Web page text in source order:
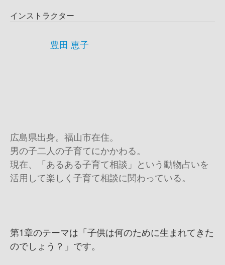
インストラクター
豊田 恵子
広島県出身。福山市在住。
男の子二人の子育てにかかわる。
現在、「あるある子育て相談」という動物占いを
活用して楽しく子育て相談に関わっている。
第1章のテーマは「子供は何のために生まれてきた
のでしょう？」です。